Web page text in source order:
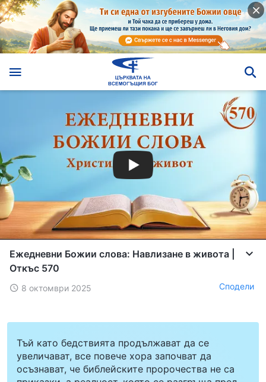
Ежедневни Божии слова: Навлизане в живота |
Откъс 570
8 октомври 2025 Сподели
Тъй като бедствията продължават да се
увеличават, все повече хора започват да
осъзнават, че библейските пророчества не са